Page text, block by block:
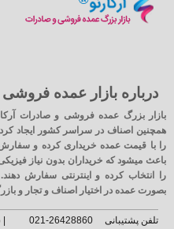
درباره بازار عمده
بازار بزرگ عمده فروشی و صادرات
همچنین اصناف در سراسر کشور ایجاد کرده
را با قیمت عمده خریداری کرده و سفارش
باعث میشود که خریداران بدون نیاز
را انتخاب کرده و اینترنتی سفارش
بصورت عمده در اختیار اصناف و تجار و
تلفن پشتیبانی 26428860-021